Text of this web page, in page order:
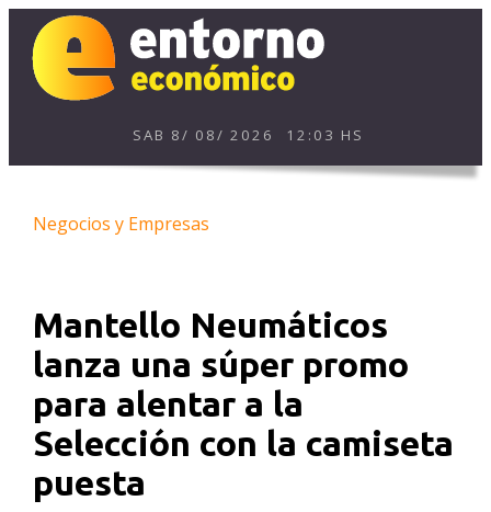
SAB 8/ 08/ 2026 12:03 HS
Negocios y Empresas
Mantello Neumáticos
lanza una súper promo
para alentar a la
Selección con la camiseta
puesta